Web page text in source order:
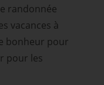
randonnée
vacances à
bonheur pour
pour les